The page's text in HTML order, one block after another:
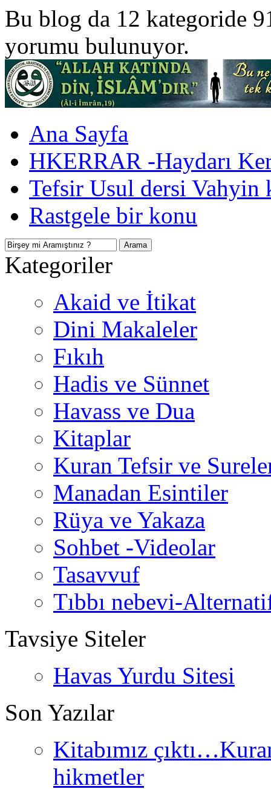
Bu blog da 12 kategoride
yorumu bulunuyor.
Ana Sayfa
HKERRAR -Haydarı
Tefsir Usul dersi Vahyin
Rastgele bir konu
Kategoriler
Akaid ve İtikat
Dini Makaleler
Fıkıh
Hadis ve Sünnet
Havass ve Dua
Kitaplar
Kuran Tefsir ve
Manadan Esintiler
Rüya ve Yakaza
Sohbet -Videolar
Tasavvuf
Tıbbı nebevi-
Tavsiye Siteler
Havas Yurdu Sitesi
Son Yazılar
Kitabımız
hikmetler